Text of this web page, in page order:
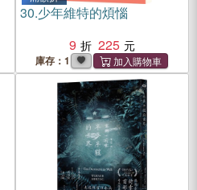
30.少年維特的煩惱
9
225
庫存：1